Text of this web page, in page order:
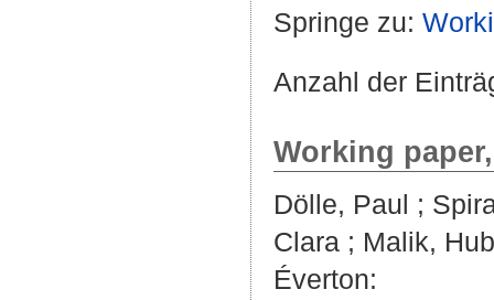
Springe zu:
Anzahl der
Working
Dölle, Paul ;
Clara ; Malik,
Éverton: